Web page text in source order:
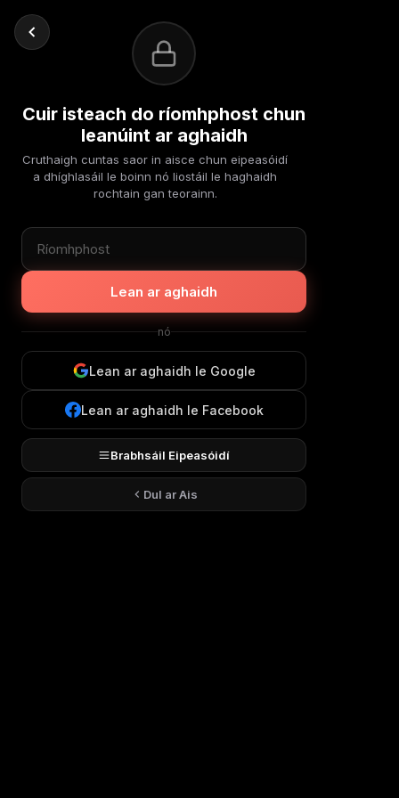
Cuir isteach do ríomhphost chun
leanúint ar aghaidh
Cruthaigh cuntas saor in aisce chun eipeasóidí
a dhíghlasáil le boinn nó liostáil le haghaidh
rochtain gan teorainn.
Lean ar aghaidh
nó
Lean ar aghaidh le Google
Lean ar aghaidh le Facebook
Brabhsáil Eipeasóidí
Dul ar Ais